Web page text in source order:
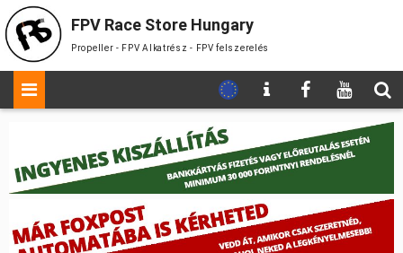
FPV Race Store Hungary
Propeller - FPV Alkatrész - FPV felszerelés